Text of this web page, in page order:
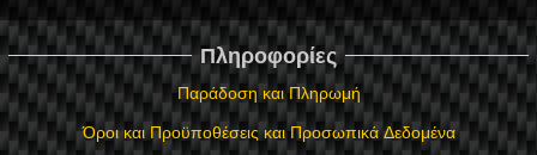
Πληροφορίες
Παράδοση και Πληρωμή
Όροι και Προϋποθέσεις και Προσωπικά Δεδομένα